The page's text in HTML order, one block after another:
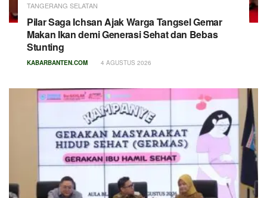
TANGERANG SELATAN
Pilar Saga Ichsan Ajak Warga Tangsel Gemar
Makan Ikan demi Generasi Sehat dan Bebas
Stunting
KABARBANTEN.COM 4 AGUSTUS 2026